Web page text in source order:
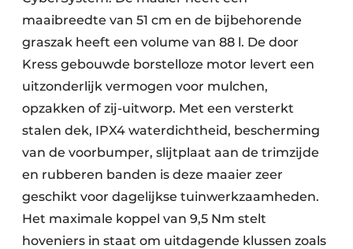
maaibreedte van 51 cm en de bijbehorende
graszak heeft een volume van 88 l. De door
Kress gebouwde borstelloze motor levert een
uitzonderlijk vermogen voor mulchen,
opzakken of zij-uitworp. Met een versterkt
stalen dek, IPX4 waterdichtheid, bescherming
van de voorbumper, slijtplaat aan de trimzijde
en rubberen banden is deze maaier zeer
geschikt voor dagelijkse tuinwerkzaamheden.
Het maximale koppel van 9,5 Nm stelt
hoveniers in staat om uitdagende klussen zoals